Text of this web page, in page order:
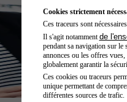
Cookies strictement
Ces traceurs sont
Il s'agit notamment de
pendant sa navigation sur le
annonces ou les offres
globalement garantir la
Ces cookies ou traceurs
unique permettant de
différentes sources de trafic.